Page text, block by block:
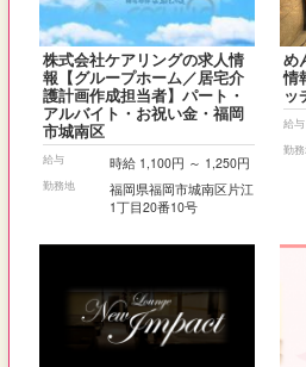
株式会社ケアリングの求人情
報【グループホーム／居宅介
護計画作成担当者】パート・
アルバイト・お祝い金・福岡
市城南区
給与 時給 1,100円 ～ 1,250円
勤務地
福岡県福岡市城南区片江
1丁目20番10号
め
情
ッ
給与
勤